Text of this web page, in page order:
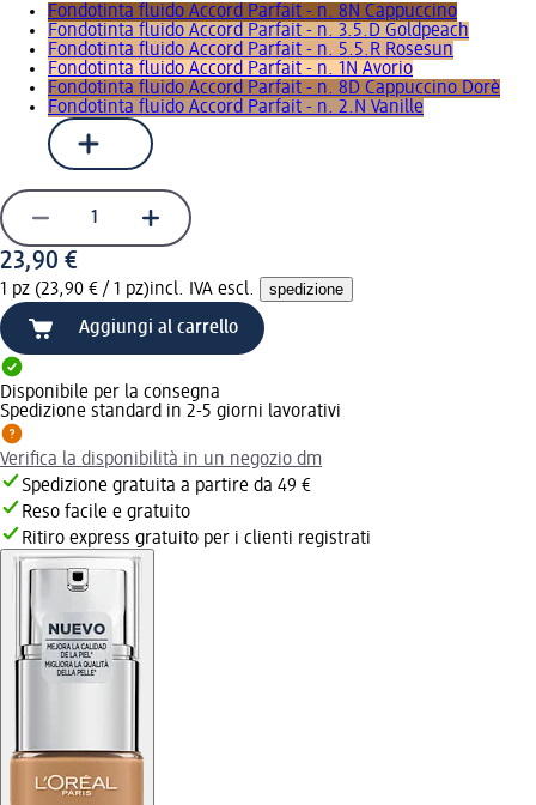
Fondotinta fluido Accord Parfait - n. 8N Cappuccino
Fondotinta fluido Accord Parfait - n. 3.5.D Goldpeach
Fondotinta fluido Accord Parfait - n. 5.5.R Rosesun
Fondotinta fluido Accord Parfait - n. 1N Avorio
Fondotinta fluido Accord Parfait - n. 8D Cappuccino Dorè
Fondotinta fluido Accord Parfait - n. 2.N Vanille
23,90 €
1 pz (23,90 € / 1 pz)incl. IVA escl. spedizione
Aggiungi al carrello
Disponibile per la consegna
Spedizione standard in 2-5 giorni lavorativi
Verifica la disponibilità in un negozio dm
Spedizione gratuita a partire da 49 €
Reso facile e gratuito
Ritiro express gratuito per i clienti registrati